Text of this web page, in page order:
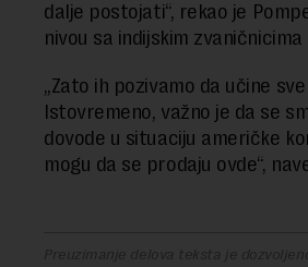
dalje postojati“, rekao je
nivou sa indijskim
„Zato ih pozivamo da učine
Istovremeno, važno je da se
dovode u situaciju američke
mogu da se prodaju ovde“,
Preuzimanje delova teksta je